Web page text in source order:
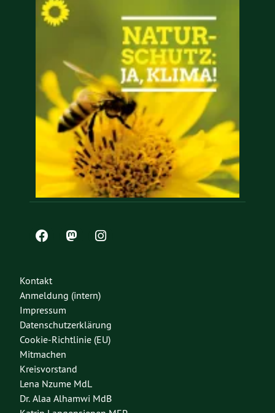
Kontakt
Anmeldung (intern)
Impressum
Datenschutzerklärung
Cookie-Richtlinie (EU)
Mitmachen
Kreisvorstand
Lena Nzume MdL
Dr. Alaa Alhamwi MdB